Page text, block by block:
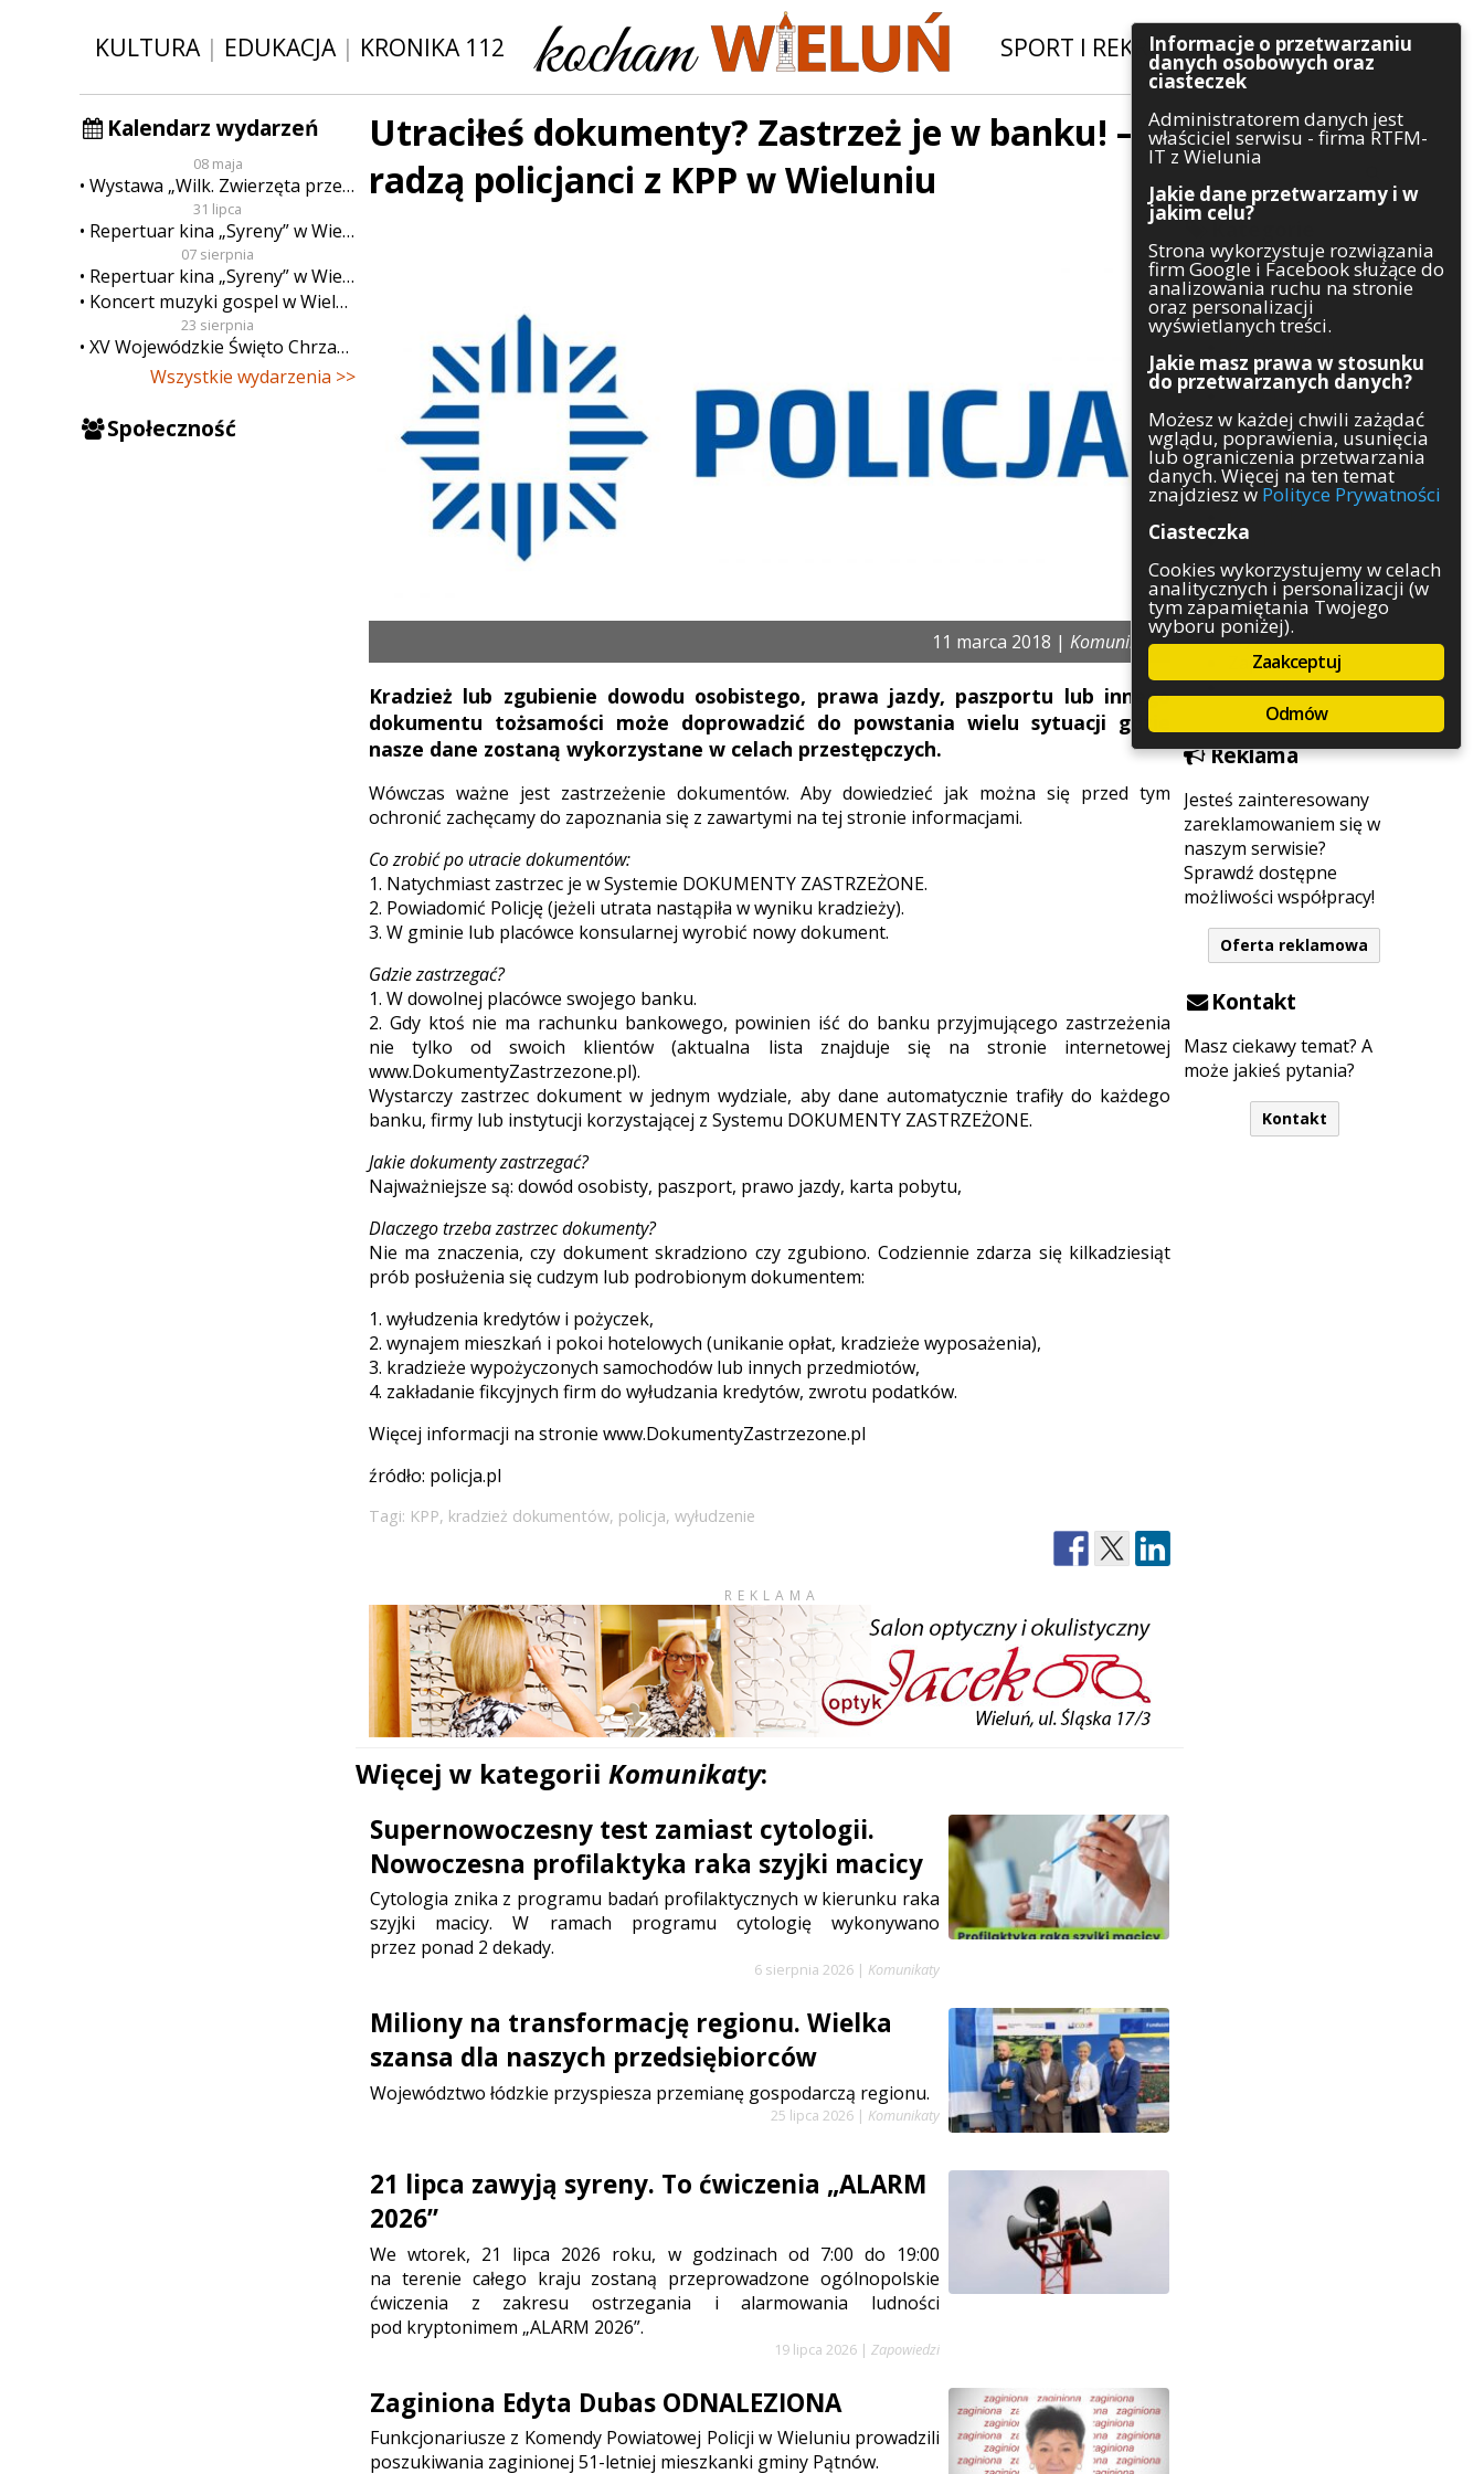
KULTURA| EDUKACJA| KRONIKA 112 SPORT I REKREACJA|INWESTYCJE
Kalendarz wydarzeń
08 maja
Wystawa „Wilk. Zwierzęta przeklęte”
31 lipca
Repertuar kina „Syreny” w Wieluniu w dn. od 31 lipca do 6 sierpnia
07 sierpnia
Repertuar kina „Syreny” w Wieluniu w dn. od 7 do 13 sierpnia
Koncert muzyki gospel w Wieluniu
23 sierpnia
XV Wojewódzkie Święto Chrzanu
Wszystkie wydarzenia >>
Społeczność
Szukaj
Kategorie
Architektura
Gospodarka
Handel
Komunikaty
Kultura
Polityka
Pozostałe
Psychologia
Rolnictwo
Służby
Sport
Środowisko
Szkolnictwo
Wydarzenia
Zapowiedzi
Zdrowie
Reklama
Jesteś zainteresowany
zareklamowaniem się w
naszym serwisie?
Sprawdź dostępne
możliwości współpracy!
Oferta reklamowa
Kontakt
Masz ciekawy temat? A
może jakieś pytania?
Kontakt
Utraciłeś dokumenty? Zastrzeż je w banku! –
radzą policjanci z KPP w Wieluniu
11 marca 2018 |Komunikaty
Kradzież lub zgubienie dowodu osobistego, prawa jazdy, paszportu lub innego
dokumentu tożsamości może doprowadzić do powstania wielu sytuacji gdzie
nasze dane zostaną wykorzystane w celach przestępczych.
Wówczas ważne jest zastrzeżenie dokumentów. Aby dowiedzieć jak można się przed tym
ochronić zachęcamy do zapoznania się z zawartymi na tej stronie informacjami.
Co zrobić po utracie dokumentów:
1. Natychmiast zastrzec je w Systemie DOKUMENTY ZASTRZEŻONE.
2. Powiadomić Policję (jeżeli utrata nastąpiła w wyniku kradzieży).
3. W gminie lub placówce konsularnej wyrobić nowy dokument.
Gdzie zastrzegać?
1. W dowolnej placówce swojego banku.
2. Gdy ktoś nie ma rachunku bankowego, powinien iść do banku przyjmującego zastrzeżenia
nie tylko od swoich klientów (aktualna lista znajduje się na stronie internetowej
www.DokumentyZastrzezone.pl).
Wystarczy zastrzec dokument w jednym wydziale, aby dane automatycznie trafiły do każdego
banku, firmy lub instytucji korzystającej z Systemu DOKUMENTY ZASTRZEŻONE.
Jakie dokumenty zastrzegać?
Najważniejsze są: dowód osobisty, paszport, prawo jazdy, karta pobytu,
Dlaczego trzeba zastrzec dokumenty?
Nie ma znaczenia, czy dokument skradziono czy zgubiono. Codziennie zdarza się kilkadziesiąt
prób posłużenia się cudzym lub podrobionym dokumentem:
1. wyłudzenia kredytów i pożyczek,
2. wynajem mieszkań i pokoi hotelowych (unikanie opłat, kradzieże wyposażenia),
3. kradzieże wypożyczonych samochodów lub innych przedmiotów,
4. zakładanie fikcyjnych firm do wyłudzania kredytów, zwrotu podatków.
Więcej informacji na stronie www.DokumentyZastrzezone.pl
źródło: policja.pl
Tagi: KPP, kradzież dokumentów, policja, wyłudzenie
REKLAMA
Więcej w kategorii Komunikaty:
Supernowoczesny test zamiast cytologii.
Nowoczesna profilaktyka raka szyjki macicy
Cytologia znika z programu badań profilaktycznych w kierunku raka
szyjki macicy. W ramach programu cytologię wykonywano
przez ponad 2 dekady.
6 sierpnia 2026 | Komunikaty
Miliony na transformację regionu. Wielka
szansa dla naszych przedsiębiorców
Województwo łódzkie przyspiesza przemianę gospodarczą regionu.
25 lipca 2026 | Komunikaty
21 lipca zawyją syreny. To ćwiczenia „ALARM
2026”
We wtorek, 21 lipca 2026 roku, w godzinach od 7:00 do 19:00
na terenie całego kraju zostaną przeprowadzone ogólnopolskie
ćwiczenia z zakresu ostrzegania i alarmowania ludności
pod kryptonimem „ALARM 2026”.
19 lipca 2026 | Zapowiedzi
Zaginiona Edyta Dubas ODNALEZIONA
Funkcjonariusze z Komendy Powiatowej Policji w Wieluniu prowadzili
poszukiwania zaginionej 51-letniej mieszkanki gminy Pątnów.
Informacje o przetwarzaniu
danych osobowych oraz
ciasteczek
Administratorem danych jest
właściciel serwisu - firma RTFM-
IT z Wielunia
Jakie dane przetwarzamy i w
jakim celu?
Strona wykorzystuje rozwiązania
firm Google i Facebook służące do
analizowania ruchu na stronie
oraz personalizacji
wyświetlanych treści.
Jakie masz prawa w stosunku
do przetwarzanych danych?
Możesz w każdej chwili zażądać
wglądu, poprawienia, usunięcia
lub ograniczenia przetwarzania
danych. Więcej na ten temat
znajdziesz w Polityce Prywatności
Ciasteczka
Cookies wykorzystujemy w celach
analitycznych i personalizacji (w
tym zapamiętania Twojego
wyboru poniżej).
Zaakceptuj
Odmów